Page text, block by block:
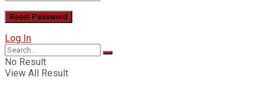
Log In
No Result
View All Result